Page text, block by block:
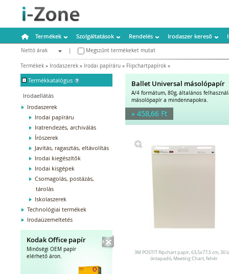
Termékek Szolgáltatások Rendelés Irodaszer kereső
Nettó árak
Megszűnt termékeket mutat
Termékek » Irodaszerek » Irodai papíráru » Flipchartpapírok »
- Termékkatalógus
Irodaellátás
Irodaszerek
Irodai papíráru
Iratrendezés, archiválás
Írószerek
Javítás, ragasztás, eltávolítás
Irodai kiegészítők
Irodai kisgépek
Csomagolás, postázás,
tárolás
Iskolaszerek
Technológiai termékek
Irodaüzemeltetés
Kodak Office papír
Minőségi OEM papír
elérhető áron.
Ballet Universal másolópapír
A/4 formátum, 80g, általános
másolópapír a mindennapokra.
» 458,66 Ft
3M POSTIT flipchart papír, 63,5x77,5 cm, 30
öntapadó, Meeting Chart, fehér